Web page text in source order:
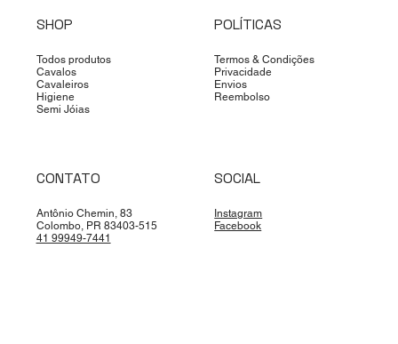
SHOP
Todos produtos
Cavalos
Cavaleiros
Higiene
Semi Jóias
POLÍTICAS
Termos & Condições
Privacidade
Envios
Reembolso
CONTATO
Antônio Chemin, 83
Colombo, PR 83403-515
41 99949-7441
SOCIAL
Instagram
Facebook